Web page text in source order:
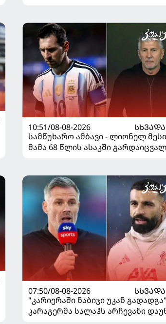
10:51/08-08-2026
სამწუხარო ამბავი - ლიონელ
მამა 68 წლის ასაკში
07:50/08-08-2026
"კარიერაში ნაბიჯი უკან
კარაგერმა სალაჰს არჩევანი